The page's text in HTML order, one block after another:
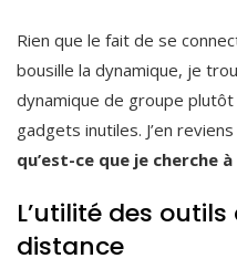
Rien que le fait de se
bousille la dynamique, je
dynamique de groupe
gadgets inutiles. J’en
qu’est-ce que je cherche
L’utilité des
distance